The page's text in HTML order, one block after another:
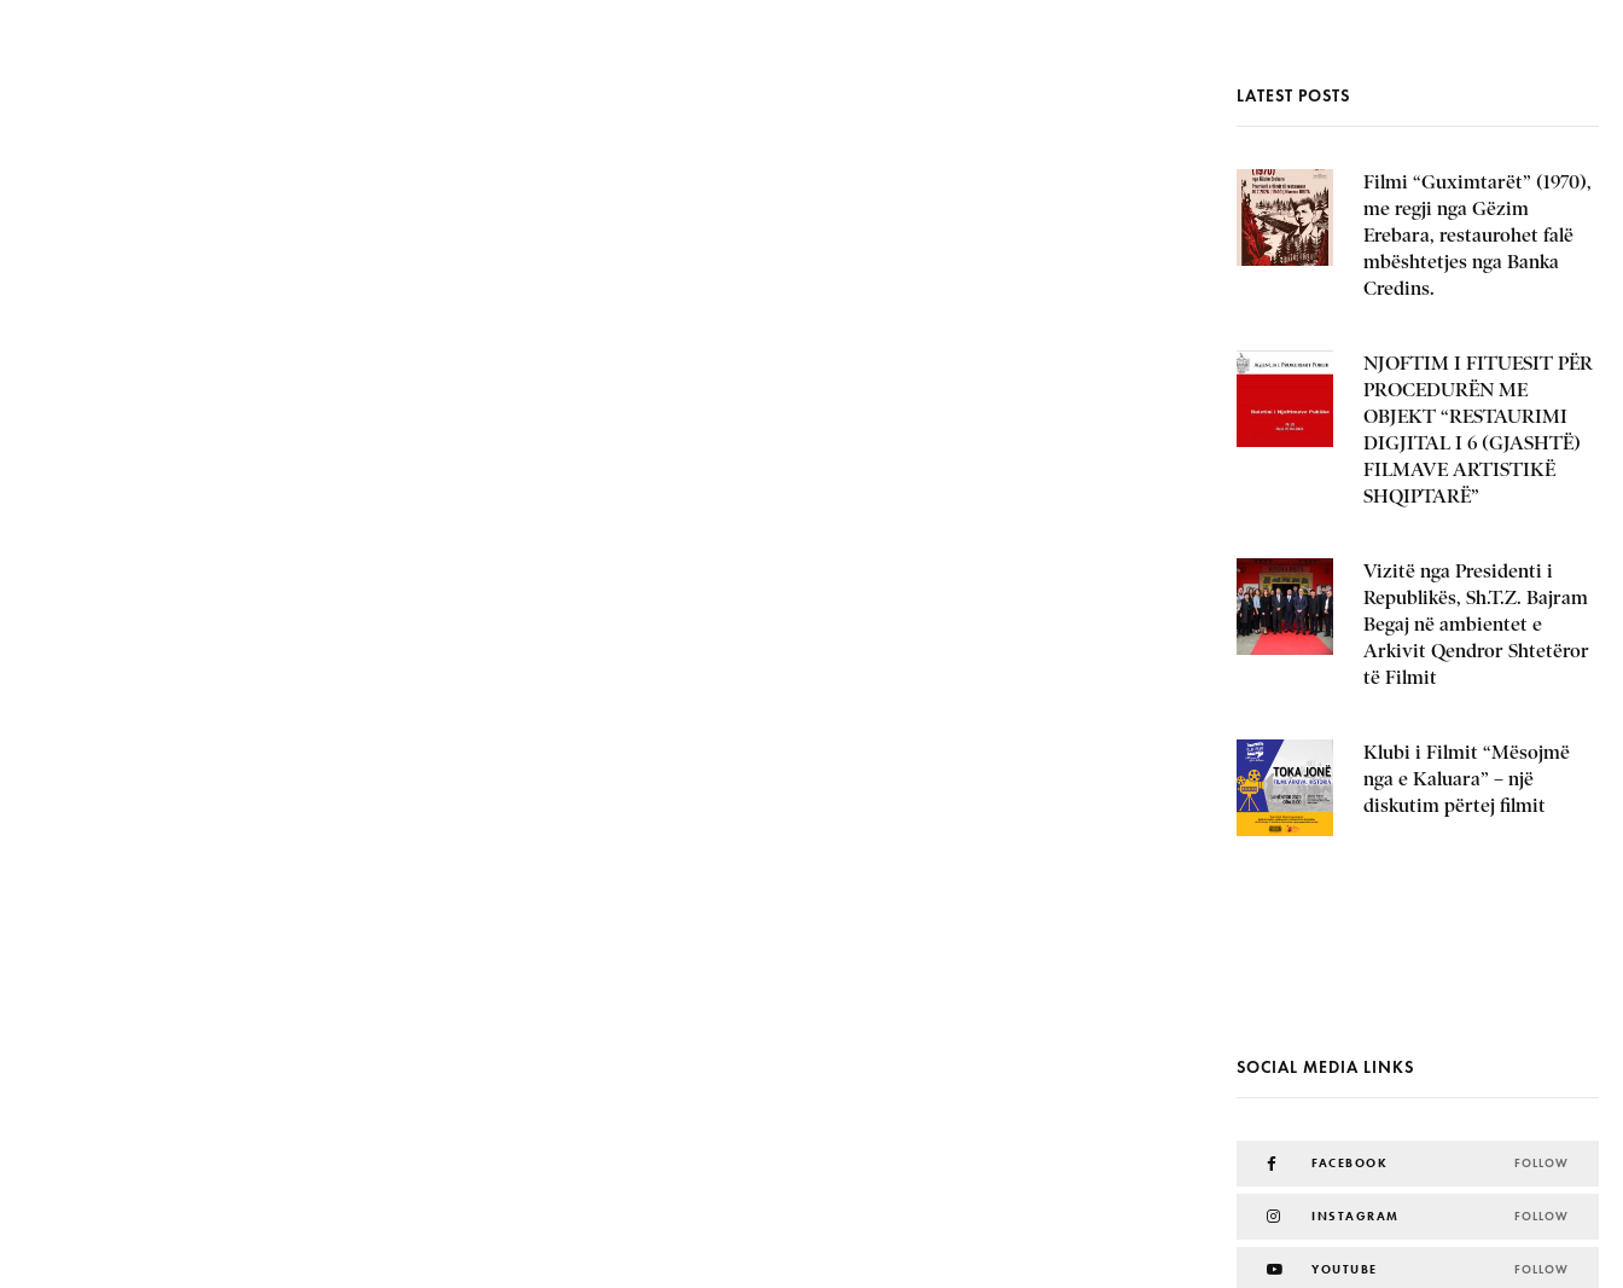
LATEST POSTS
Filmi “Guximtarët” (1970),
me regji nga Gëzim
Erebara, restaurohet falë
mbështetjes nga Banka
Credins.
NJOFTIM I FITUESIT PËR
PROCEDURËN ME
OBJEKT “RESTAURIMI
DIGJITAL I 6 (GJASHTË)
FILMAVE ARTISTIKË
SHQIPTARË”
Vizitë nga Presidenti i
Republikës, Sh.T.Z. Bajram
Begaj në ambientet e
Arkivit Qendror Shtetëror
të Filmit
Klubi i Filmit “Mësojmë
nga e Kaluara” – një
diskutim përtej filmit
SOCIAL MEDIA LINKS
FACEBOOK FOLLOW
INSTAGRAM FOLLOW
YOUTUBE FOLLOW